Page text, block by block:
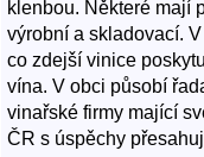
klenbou. Některé mají
výrobní a skladovací.
co zdejší vinice
vína. V obci působí
vinařské firmy mající
ČR s úspěchy